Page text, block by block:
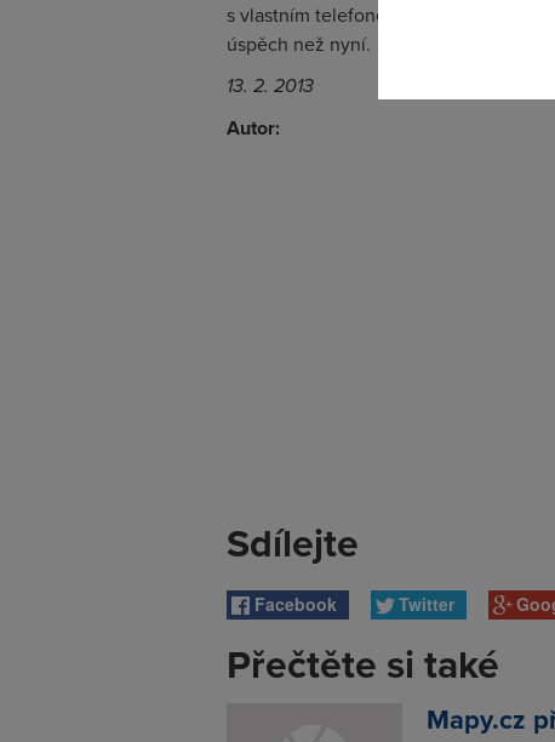
s vlastním telefonem. Pro více
úspěch než nyní.
13. 2. 2013
Autor:
Sdílejte
Facebook Twitter
Přečtěte si také
Mapy.cz